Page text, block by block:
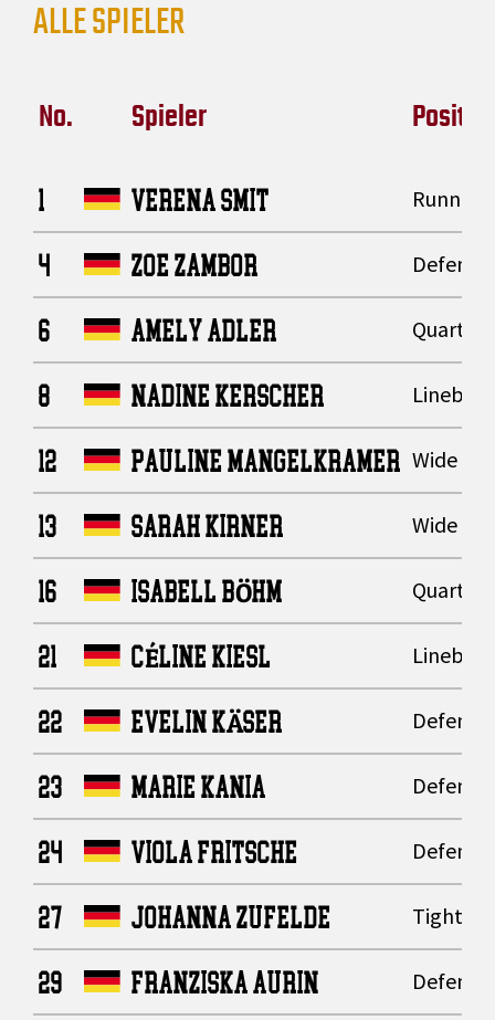
ALLE SPIELER
No. Spieler
1 VERENA SMIT Running
4 ZOE ZAMBOR
6 AMELY ADLER
8 NADINE KERSCHER
12 PAULINE MANGELKRAMER Wide
13 SARAH KIRNER Wide
16 ISABELL BÖHM
21 CÉLINE KIESL
22 EVELIN KÄSER
23 MARIE KANIA
24 VIOLA FRITSCHE
27 JOHANNA ZUFELDE Tight
29 FRANZISKA AURIN